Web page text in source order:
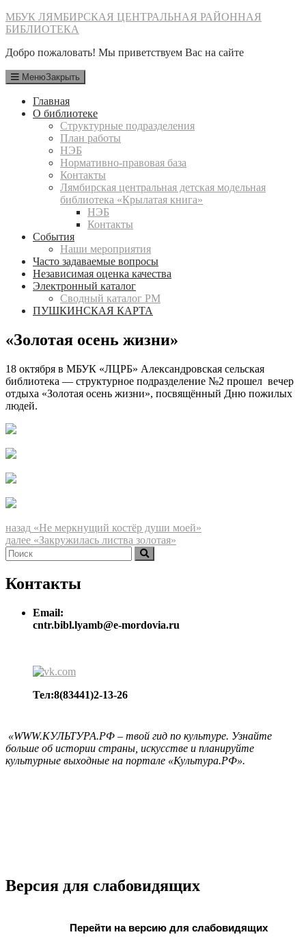
Перейти
к
МБУК ЛЯМБИРСКАЯ ЦЕНТРАЛЬНАЯ РАЙОННАЯ
БИБЛИОТЕКА
Добро пожаловать! Мы приветствуем Вас на сайте
МенюЗакрыть
Главная
О библиотеке
Структурные подразделения
План работы
НЭБ
Нормативно-правовая база
Контакты
Лямбирская центральная детская модельная
библиотека «Крылатая книга»
НЭБ
Контакты
События
Наши мероприятия
Часто задаваемые вопросы
Независимая оценка качества
Электронный каталог
Сводный каталог РМ
ПУШКИНСКАЯ КАРТА
«Золотая осень жизни»
18 октября в МБУК «ЛЦРБ» Александровская сельская
библиотека — структурное подразделение №2 прошел вечер
отдыха «Золотая осень жизни», посвящённый Дню пожилых
людей.
Навигация
по
записям
назад Предыдущая
запись:
«Не меркнущий костёр души моей»
далее Следующая
«Закружилась листва золотая»
Найти:
Контакты
Email:
cntr.bibl.lyamb@e-mordovia.ru
Тел:8(83441)2-13-26
«WWW.КУЛЬТУРА.РФ – твой гид по культуре. Узнайте
больше об истории страны, искусстве и планируйте
культурные выходные на портале «Культура.РФ».
Версия для слабовидящих
Перейти на версию для слабовидящих